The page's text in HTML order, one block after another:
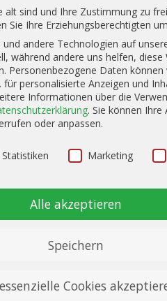
alt sind und Ihre Zustimmung zu
Sie Ihre Erziehungsberechtigten
andere Technologien auf
während andere uns helfen, diese
Personenbezogene Daten
für personalisierte Anzeigen und
Informationen über die
. Sie können Ihre
oder anpassen.
Statistiken Marketing
Alle akzeptieren
Speichern
Cookies